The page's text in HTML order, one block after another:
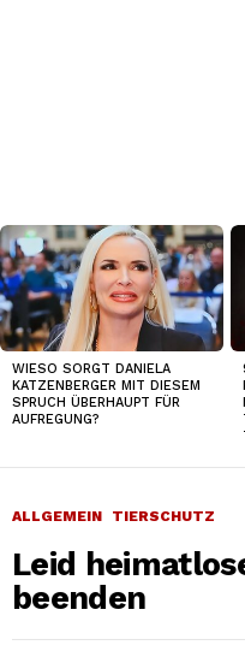
TOP
NEWS
WIESO SORGT DANIELA
KATZENBERGER MIT DIESEM
SPRUCH ÜBERHAUPT FÜR
AUFREGUNG?
ALLGEMEIN TIERSCHUTZ
Leid
beenden